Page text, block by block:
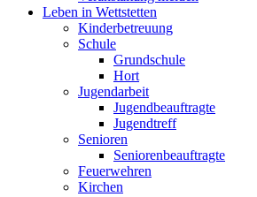
Leben in Wettstetten
Kinderbetreuung
Schule
Grundschule
Hort
Jugendarbeit
Jugendbeauftragte
Jugendtreff
Senioren
Seniorenbeauftragte
Feuerwehren
Kirchen